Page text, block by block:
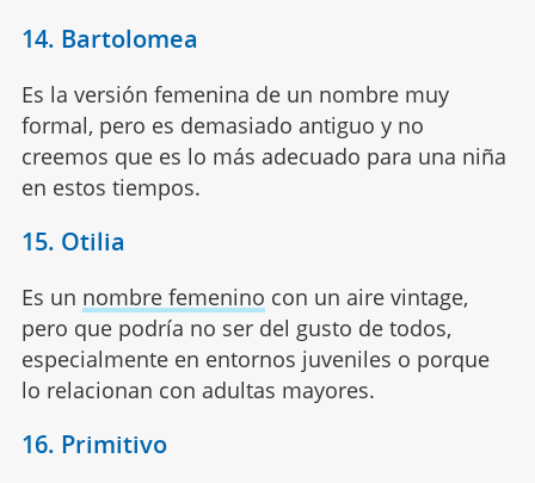
14. Bartolomea
Es la versión femenina de un nombre muy
formal, pero es demasiado antiguo y no
creemos que es lo más adecuado para una niña
en estos tiempos.
15. Otilia
Es un nombre femenino con un aire vintage,
pero que podría no ser del gusto de todos,
especialmente en entornos juveniles o porque
lo relacionan con adultas mayores.
16. Primitivo